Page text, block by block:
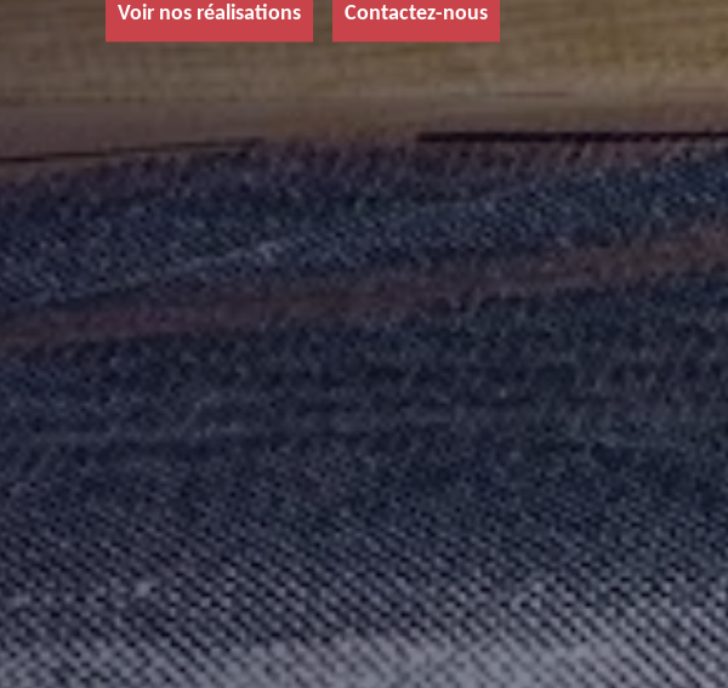
Voir nos réalisations Contactez-nous